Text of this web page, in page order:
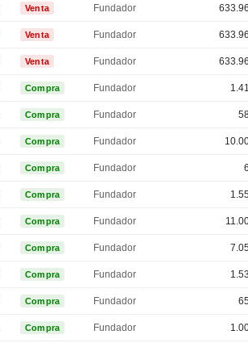
Venta Fundador
Venta Fundador
Venta Fundador
Compra Fundador
Compra Fundador
Compra Fundador
Compra Fundador
Compra Fundador
Compra Fundador
Compra Fundador
Compra Fundador
Compra Fundador
Compra Fundador